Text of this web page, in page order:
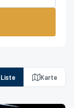
Liste Karte